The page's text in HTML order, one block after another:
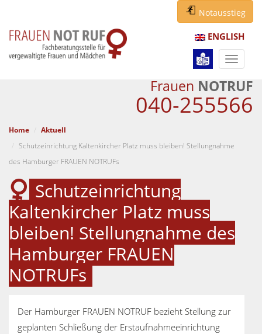
Notausstieg
ENGLISH
Frauen NOTRUF
040-255566
Home
Aktuell
Schutzeinrichtung Kaltenkircher Platz muss bleiben! Stellungnahme
des Hamburger FRAUEN NOTRUFs
Schutzeinrichtung
Kaltenkircher Platz muss
bleiben! Stellungnahme des
Hamburger FRAUEN
NOTRUFs
Der Hamburger FRAUEN NOTRUF bezieht Stellung zur
geplanten Schließung der Erstaufnahmeeinrichtung